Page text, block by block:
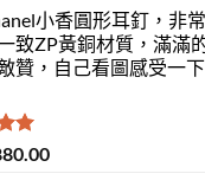
小香圓形耳釘，非
致ZP黃銅材質，滿滿
贊，自己看圖感受一